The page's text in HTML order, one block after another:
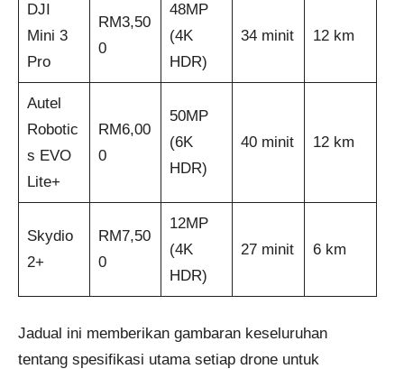
DJI
Mini 3
Pro
RM3,50
0
48MP
(4K
HDR)
34 minit 12 km
Autel
Robotic
s EVO
Lite+
RM6,00
0
50MP
(6K
HDR)
40 minit 12 km
Skydio
2+
RM7,50
0
12MP
(4K
HDR)
27 minit 6 km
Jadual ini memberikan gambaran keseluruhan
tentang spesifikasi utama setiap drone untuk